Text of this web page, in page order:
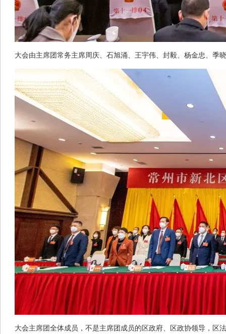
大会由主席团常务主席周庆、石旭涌、王宇伟、封毅、杨金忠、季
大会主席团全体成员，不是主席团成员的区政府、区政协领导，区